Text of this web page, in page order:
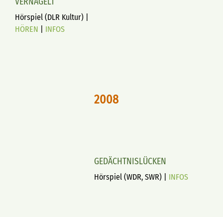
Hörspiel (DLR Kultur) |
HÖREN
INFOS
2008
GEDÄCHTNISLÜCKEN
Hörspiel (WDR, SWR) | INFOS